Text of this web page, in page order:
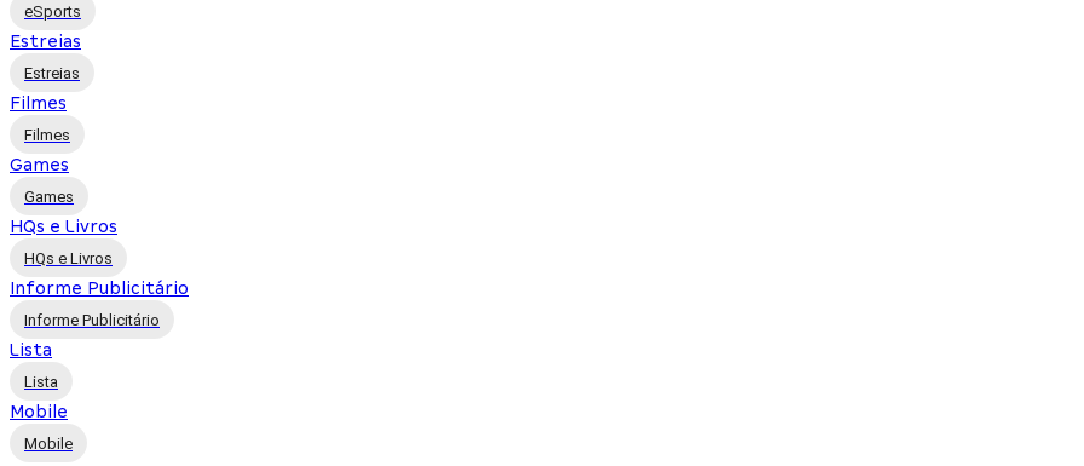
eSports
Estreias
Estreias
Filmes
Filmes
Games
Games
HQs e Livros
HQs e Livros
Informe Publicitário
Informe Publicitário
Lista
Lista
Mobile
Mobile